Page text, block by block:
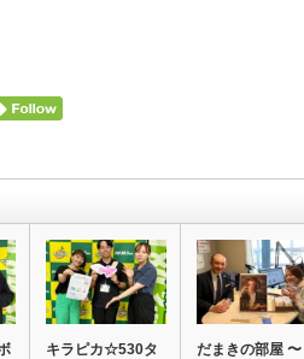
キラピカ☆530タ
だまきの部屋 〜